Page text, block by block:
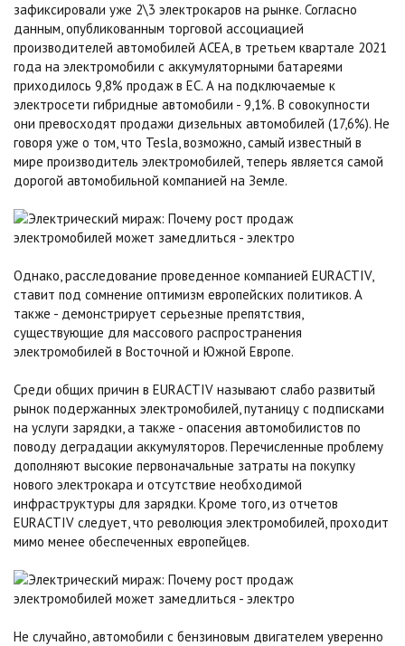
зафиксировали уже 2\3 электрокаров на рынке. Согласно
данным, опубликованным торговой ассоциацией
производителей автомобилей ACEA, в третьем квартале 2021
года на электромобили с аккумуляторными батареями
приходилось 9,8% продаж в ЕС. А на подключаемые к
электросети гибридные автомобили - 9,1%. В совокупности
они превосходят продажи дизельных автомобилей (17,6%). Не
говоря уже о том, что Tesla, возможно, самый известный в
мире производитель электромобилей, теперь является самой
дорогой автомобильной компанией на Земле.
Однако, расследование проведенное компанией EURACTIV,
ставит под сомнение оптимизм европейских политиков. А
также - демонстрирует серьезные препятствия,
существующие для массового распространения
электромобилей в Восточной и Южной Европе.
Среди общих причин в EURACTIV называют слабо развитый
рынок подержанных электромобилей, путаницу с подписками
на услуги зарядки, а также - опасения автомобилистов по
поводу деградации аккумуляторов. Перечисленные проблему
дополняют высокие первоначальные затраты на покупку
нового электрокара и отсутствие необходимой
инфраструктуры для зарядки. Кроме того, из отчетов
EURACTIV следует, что революция электромобилей, проходит
мимо менее обеспеченных европейцев.
Не случайно, автомобили с бензиновым двигателем уверенно